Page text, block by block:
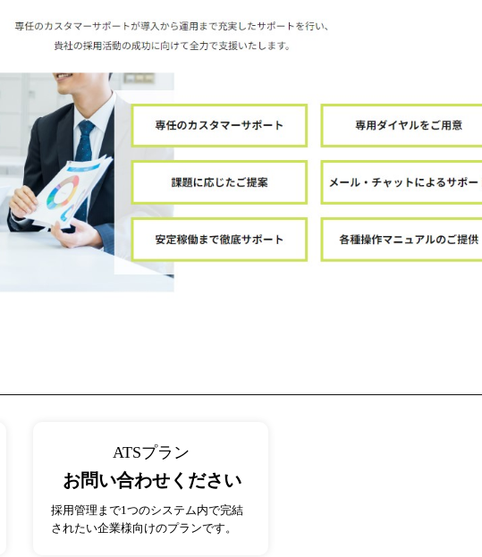
ATSプラン
お問い合わせください
採用管理まで1つのシステム内で完結
されたい企業様向けのプランです。